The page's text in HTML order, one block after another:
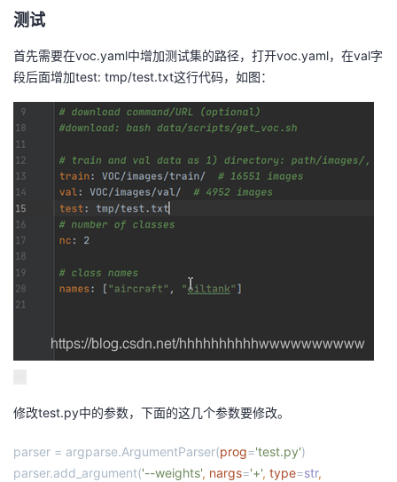
测试
首先需要在voc.yaml中增加测试集的路径，打开voc.yaml，在val字
段后面增加test: tmp/test.txt这行代码，如图：
修改test.py中的参数，下面的这几个参数要修改。
parser = argparse.ArgumentParser(prog='test.py')
parser.add_argument('--weights', nargs='+', type=str,